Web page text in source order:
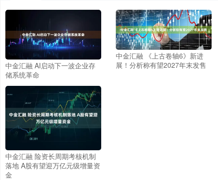
中金汇融 AI启动下一波企业存
储系统革命
中金汇融 《上古卷轴6》新进
展！分析称有望2027年末发售
中金汇融 险资长周期考核机制
落地 A股有望迎万亿元级增量资
金